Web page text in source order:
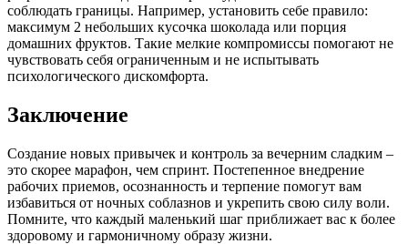
соблюдать границы. Например, установить себе правило:
максимум 2 небольших кусочка шоколада или порция
домашних фруктов. Такие мелкие компромиссы помогают не
чувствовать себя ограниченным и не испытывать
психологического дискомфорта.
Заключение
Создание новых привычек и контроль за вечерним сладким –
это скорее марафон, чем спринт. Постепенное внедрение
рабочих приемов, осознанность и терпение помогут вам
избавиться от ночных соблазнов и укрепить свою силу воли.
Помните, что каждый маленький шаг приближает вас к более
здоровому и гармоничному образу жизни.